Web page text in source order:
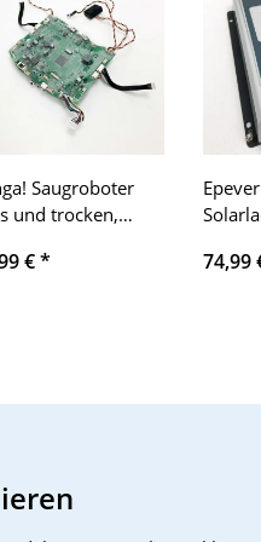
Saugroboter
und trocken,
mit
€*
Epever 20 A
74,99